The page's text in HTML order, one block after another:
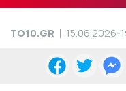
TO10.GR 15.06.2026-